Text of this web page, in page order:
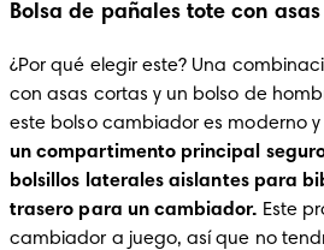
Bolsa de pañales tote con
¿Por qué elegir este? Una
con asas cortas y un bolso de
este bolso cambiador es moderno
un compartimento principal
bolsillos laterales aislantes para
trasero para un cambiador. Este
cambiador a juego, así que no